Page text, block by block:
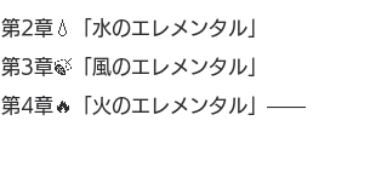
第2章💧「水のエレメンタル」
第3章🍃「風のエレメンタル」
第4章🔥「火のエレメンタル」――